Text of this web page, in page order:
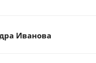
Иванова